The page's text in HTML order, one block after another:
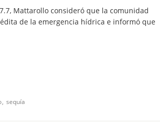
Mattarollo consideró que la comunidad
de la emergencia hídrica e informó que
sequía